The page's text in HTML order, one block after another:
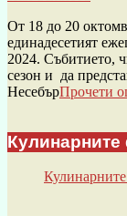
От 18 до 20
единадесетият
2024. Събитието,
сезон и да
НесебърПрочети